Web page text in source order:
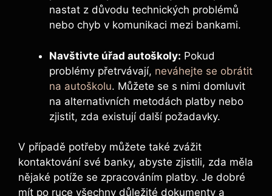
nastat z důvodu technických‍ problémů
nebo chyb v‍ komunikaci mezi bankami.
Navštivte úřad⁢ autoškoly: Pokud
problémy přetrvávají, neváhejte se obrátit
na autoškolu. ‍Můžete se s nimi domluvit
na alternativních metodách platby nebo
zjistit, zda existují další požadavky.
V případě potřeby můžete také zvážit
kontaktování své banky, ‌abyste zjistili, zda měla
nějaké potíže se zpracováním⁤ platby.⁣ Je⁤ dobré
mít po⁢ ruce ⁤všechny důležité dokumenty a⁤